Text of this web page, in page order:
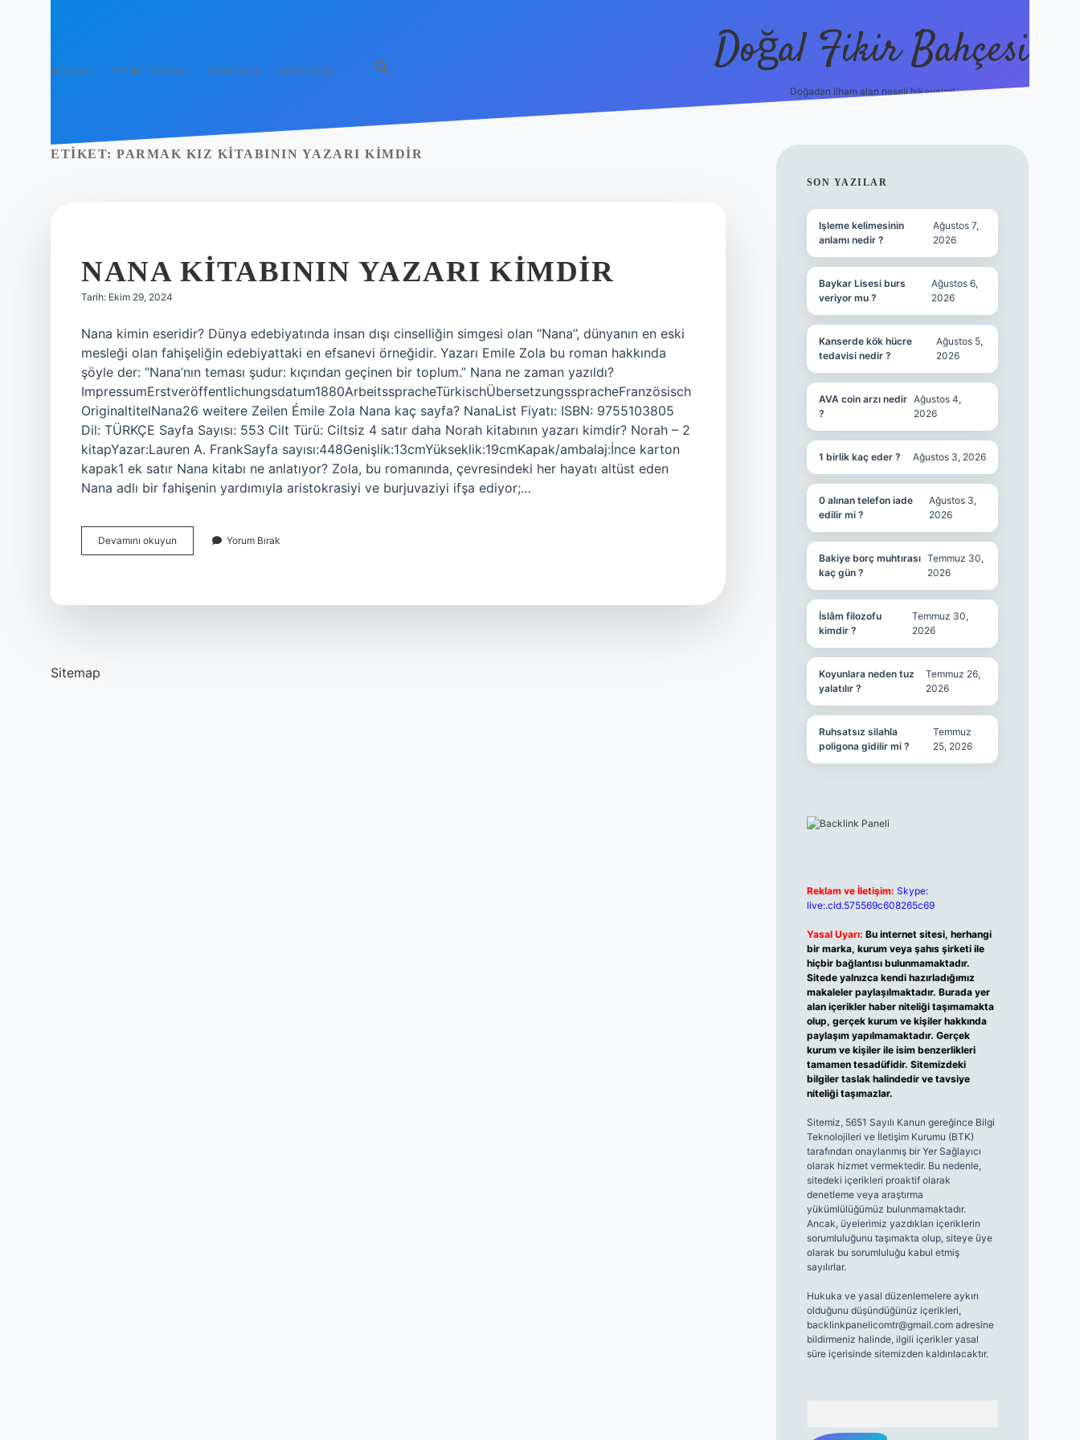
Anasayfa Gizlilik Politikası Yasal Uyarı Hakkımızda Doğal Fikir Bahçesi
Doğadan ilham alan neşeli hikayeler!
ETIKET: PARMAK KIZ KITABININ YAZARI KIMDIR
NANA KITABININ YAZARI KIMDIR
Tarih: Ekim 29, 2024
Nana kimin eseridir? Dünya edebiyatında insan dışı cinselliğin simgesi olan “Nana”, dünyanın en eski
mesleği olan fahişeliğin edebiyattaki en efsanevi örneğidir. Yazarı Emile Zola bu roman hakkında
şöyle der: “Nana’nın teması şudur: kıçından geçinen bir toplum.” Nana ne zaman yazıldı?
ImpressumErstveröffentlichungsdatum1880ArbeitsspracheTürkischÜbersetzungsspracheFranzösisch
OriginaltitelNana26 weitere Zeilen Émile Zola Nana kaç sayfa? NanaList Fiyatı: ISBN: 9755103805
Dil: TÜRKÇE Sayfa Sayısı: 553 Cilt Türü: Ciltsiz 4 satır daha Norah kitabının yazarı kimdir? Norah – 2
kitapYazar:Lauren A. FrankSayfa sayısı:448Genişlik:13cmYükseklik:19cmKapak/ambalaj:İnce karton
kapak1 ek satır Nana kitabı ne anlatıyor? Zola, bu romanında, çevresindeki her hayatı altüst eden
Nana adlı bir fahişenin yardımıyla aristokrasiyi ve burjuvaziyi ifşa ediyor;…
Devamını okuyun
Kitabının
Yorum Bırak
Sitemap
SIDEBAR
SON YAZILAR
Işleme kelimesinin
anlamı nedir ?
Ağustos 7,
2026
Baykar Lisesi burs
veriyor mu ?
Ağustos 6,
2026
Kanserde kök hücre
tedavisi nedir ?
Ağustos 5,
2026
AVA coin arzı nedir
?
Ağustos 4,
2026
1 birlik kaç eder ? Ağustos 3, 2026
0 alınan telefon iade
edilir mi ?
Ağustos 3,
2026
Bakiye borç muhtırası
kaç gün ?
Temmuz 30,
2026
İslâm filozofu
kimdir ?
Temmuz 30,
2026
Koyunlara neden tuz
yalatılır ?
Temmuz 26,
2026
Ruhsatsız silahla
poligona gidilir mi ?
Temmuz
25, 2026
Reklam ve İletişim: Skype:
live:.cid.575569c608265c69
Yasal Uyarı: Bu internet sitesi, herhangi
bir marka, kurum veya şahıs şirketi ile
hiçbir bağlantısı bulunmamaktadır.
Sitede yalnızca kendi hazırladığımız
makaleler paylaşılmaktadır. Burada yer
alan içerikler haber niteliği taşımamakta
olup, gerçek kurum ve kişiler hakkında
paylaşım yapılmamaktadır. Gerçek
kurum ve kişiler ile isim benzerlikleri
tamamen tesadüfidir. Sitemizdeki
bilgiler taslak halindedir ve tavsiye
niteliği taşımazlar.
Sitemiz, 5651 Sayılı Kanun gereğince Bilgi
Teknolojileri ve İletişim Kurumu (BTK)
tarafından onaylanmış bir Yer Sağlayıcı
olarak hizmet vermektedir. Bu nedenle,
sitedeki içerikleri proaktif olarak
denetleme veya araştırma
yükümlülüğümüz bulunmamaktadır.
Ancak, üyelerimiz yazdıkları içeriklerin
sorumluluğunu taşımakta olup, siteye üye
olarak bu sorumluluğu kabul etmiş
sayılırlar.
Hukuka ve yasal düzenlemelere aykırı
olduğunu düşündüğünüz içerikleri,
backlinkpanelicomtr@gmail.comadresine
bildirmeniz halinde, ilgili içerikler yasal
süre içerisinde sitemizden kaldırılacaktır.
grandoperabet